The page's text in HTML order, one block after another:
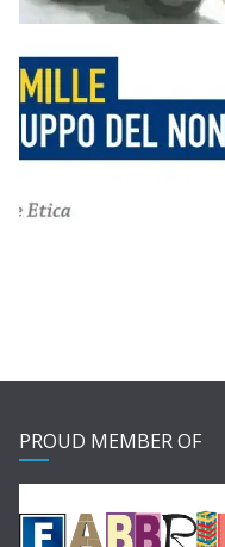
PROUD MEMBER OF